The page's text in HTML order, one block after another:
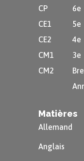
et
300
À retenir
Ainsi, à
des
Rome est
CP
CE1
CE2
CM1
CM2
6e
5e
4e
3e
Matières
Allemand
Anglais